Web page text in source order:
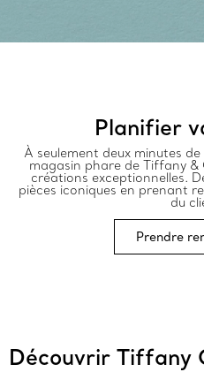
Planifier
À seulement deux minutes
magasin phare de Tiffany
créations exceptionnelles.
pièces iconiques en prenant
du
Prendre
Découvrir Tiffany